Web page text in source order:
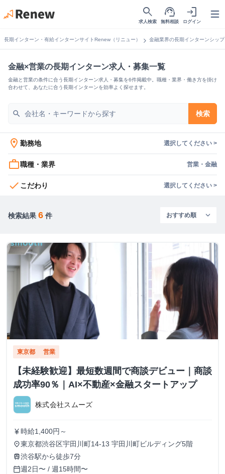
search
求人検索
support_agent
無料相談
login
ログイン
長期インターン・有給インターンサイトRenew（リニュー） chevron_right 金融業界の長期インターンシップ
金融×営業の長期インターン求人・募集一覧
金融と営業の条件に合う長期インターン求人・募集を6件掲載中。職種・業界・働き方を掛け
合わせて、あなたに合う長期インターンを効率よく探せます。
search 検索
location_on 勤務地 選択してください >
work_outline職種・業界 営業・金融
check こだわり 選択してください >
検索結果 6 件
東京都 営業
【未経験歓迎】最短数週間で商談デビュー｜商談
成功率90％｜AI×不動産×金融スタートアップ
株式会社スムーズ
currency_yen 時給1,400円～
place東京都渋谷区宇田川町14-13 宇田川町ビルディング5階
train渋谷駅から徒歩7分
calendar_today週2日〜 / 週15時間〜